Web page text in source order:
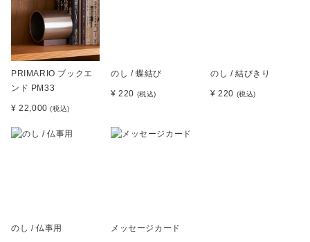
PRIMARIO ブックエ
ンド PM33
¥ 22,000(税込)
のし / 蝶結び
¥ 220 (税込)
のし / 結びきり
¥ 220 (税込)
のし / 仏事用 メッセージカード